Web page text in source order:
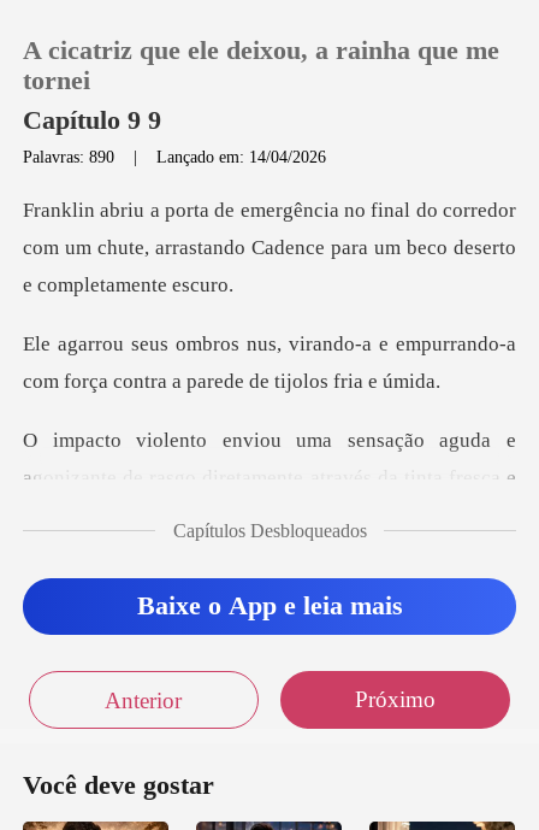
Loja
Sair
A cicatriz que ele deixou, a rainha que me
tornei
Capítulo 9 9
Palavras: 890 |Lançado em: 14/04/2026
do corredor
com um chute, arrastando Cadence
do-a e empurrando-a
com força cont
ção aguda e
agonizante de rasgo dir
Capítulos Desbloqueados
Baixe o App e leia mais
Anterior Próximo
Você deve gostar